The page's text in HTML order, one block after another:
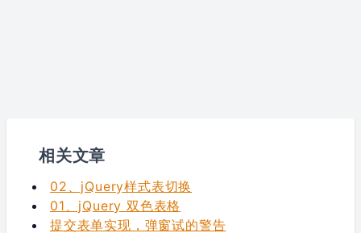
相关文章
02、jQuery样式表切换
01、jQuery 双色表格
提交表单实现，弹窗试的警告